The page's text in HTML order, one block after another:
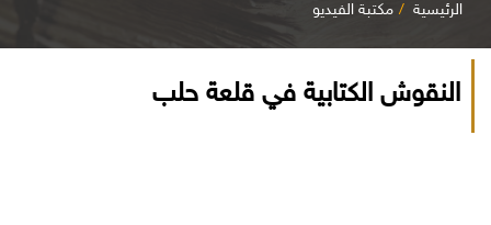
الرئيسية مكتبة الفيديو
النقوش الكتابية في قلعة حلب